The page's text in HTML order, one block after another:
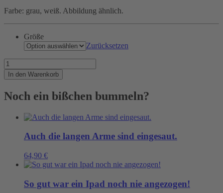
Farbe: grau, weiß. Abbildung ähnlich.
Größe
Zurücksetzen
Was
heisst
hier
Menge
In den Warenkorb
Noch ein bißchen bummeln?
Auch die langen Arme sind eingesaut.
64,90 €
So gut war ein Ipad noch nie angezogen!